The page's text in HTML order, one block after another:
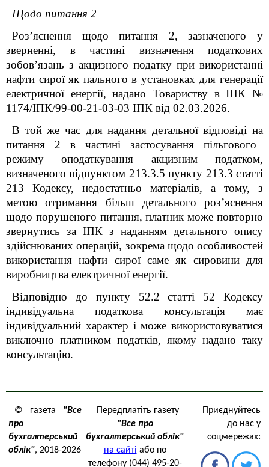
Щодо питання 2
Роз’яснення щодо питання 2, зазначеного у
зверненні, в частині визначення податкових
зобов’язань з акцизного податку при використанні
нафти сирої як пального в установках для генерації
електричної енергії, надано Товариству в ІПК №
1174/ІПК/99-00-21-03-03 ІПК від 02.03.2026.
В той же час для надання детальної відповіді на
питання 2 в частині застосування пільгового
режиму оподаткування акцизним податком,
визначеного підпунктом 213.3.5 пункту 213.3 статті
213 Кодексу, недостатньо матеріалів, а тому, з
метою отримання більш детального роз’яснення
щодо порушеного питання, платник може повторно
звернутись за ІПК з наданням детального опису
здійснюваних операцій, зокрема щодо особливостей
використання нафти сирої саме як сировини для
виробництва електричної енергії.
Відповідно до пункту 52.2 статті 52 Кодексу
індивідуальна податкова консультація має
індивідуальний характер і може використовуватися
виключно платником податків, якому надано таку
консультацію.
© газета "Все
про
бухгалтерський
облік", 2018-2026
Передплатіть газету
"Все про
бухгалтерський облік"
на сайті або по
телефону (044) 495-20-
Приєднуйтесь
до нас у
соцмережах: